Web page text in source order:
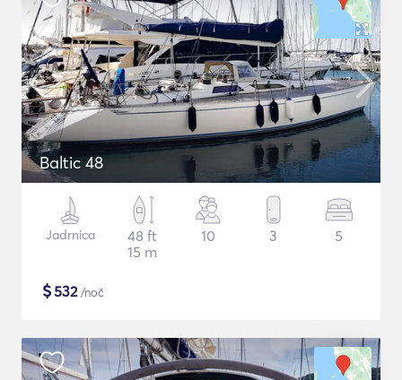
Baltic 48
Jadrnica
48 ft
15 m
10 3 5
$532/noč